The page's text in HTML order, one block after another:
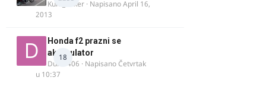
Kum_Mixer · NapisanoApril 16,
2013
18
Honda f2 prazni se
akomulator
Dule1406 · NapisanoČetvrtak
u 10:37